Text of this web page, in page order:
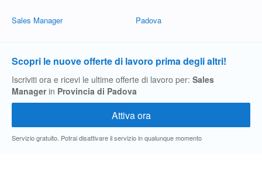
Sales Manager Padova
Scopri le nuove offerte di lavoro prima degli altri!
Iscriviti ora e ricevi le ultime offerte di lavoro per: Sales
Managerin Provincia di Padova
Servizio gratuito. Potrai disattivare il servizio in qualunque momento